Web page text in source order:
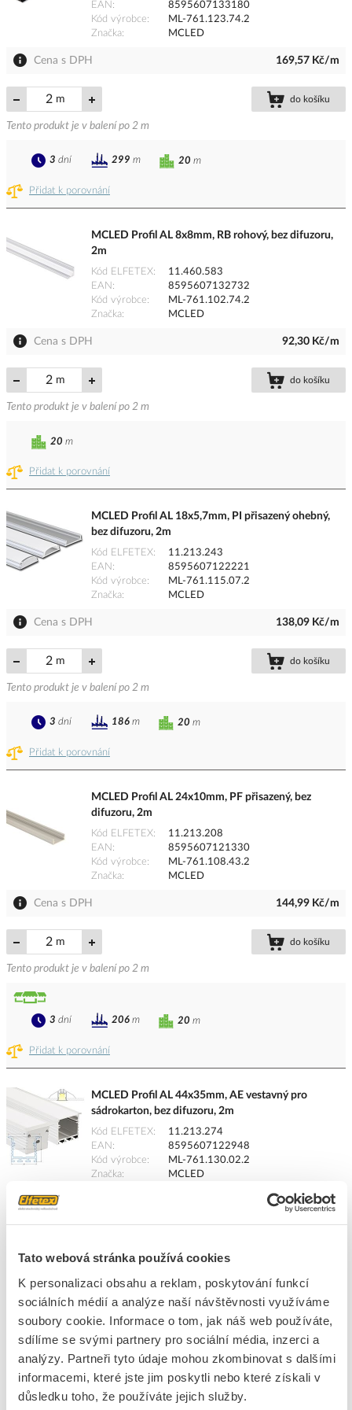
Tato webová stránka používá cookies
K personalizaci obsahu a reklam, poskytování funkcí
sociálních médií a analýze naší návštěvnosti využíváme
soubory cookie. Informace o tom, jak náš web používáte,
sdílíme se svými partnery pro sociální média, inzerci a
analýzy. Partneři tyto údaje mohou zkombinovat s dalšími
informacemi, které jste jim poskytli nebo které získali v
důsledku toho, že používáte jejich služby.
EAN
8595607133180
Kód výrobce
ML-761.123.74.2
Značka
MCLED
Cena s DPH 169,57 Kč/m
m do košíku
Tento produkt je v balení po 2 m
Přidat k porovnání
20 m
3 dní 299 m
MCLED Profil AL 8x8mm, RB rohový, bez difuzoru,
2m
Kód ELFETEX
11.460.583
EAN
8595607132732
Kód výrobce
ML-761.102.74.2
Značka
MCLED
Cena s DPH 92,30 Kč/m
m do košíku
Tento produkt je v balení po 2 m
Přidat k porovnání
20 m
MCLED Profil AL 18x5,7mm, PI přisazený ohebný,
bez difuzoru, 2m
Kód ELFETEX
11.213.243
EAN
8595607122221
Kód výrobce
ML-761.115.07.2
Značka
MCLED
Cena s DPH 138,09 Kč/m
m do košíku
Tento produkt je v balení po 2 m
Přidat k porovnání
20 m
3 dní 186 m
MCLED Profil AL 24x10mm, PF přisazený, bez
difuzoru, 2m
Kód ELFETEX
11.213.208
EAN
8595607121330
Kód výrobce
ML-761.108.43.2
Značka
MCLED
Cena s DPH 144,99 Kč/m
m do košíku
Tento produkt je v balení po 2 m
Přidat k porovnání
20 m
3 dní 206 m
MCLED Profil AL 44x35mm, AE vestavný pro
sádrokarton, bez difuzoru, 2m
Kód ELFETEX
11.213.274
EAN
8595607122948
Kód výrobce
ML-761.130.02.2
Značka
MCLED
Cena s DPH 948,51 Kč/m
Tento produkt je v balení po 2 m
Přidat k porovnání
20 m
3dní 122 m
MCLED Profil AL 22x13mm, VL vestavný, bez